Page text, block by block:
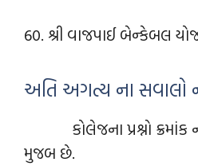
60. શ્રી વાજપાઈ બેન્કેબલ
અતિ અગત્ય ના સવાલો
કોલેજના પ્રશ્નો ક્રમાંક
મુજબ છે.